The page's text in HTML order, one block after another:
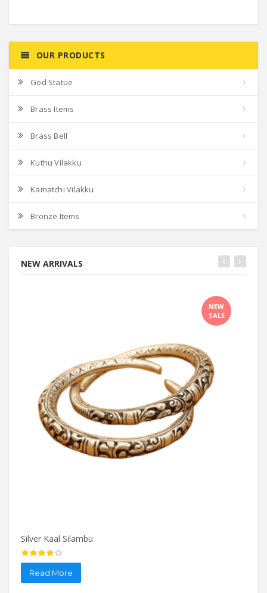
OUR PRODUCTS
God Statue
Brass Items
Brass Bell
Kuthu Vilakku
Kamatchi Vilakku
Bronze Items
NEW ARRIVALS
NEW
SALE
Silver Kaal Silambu
Read More